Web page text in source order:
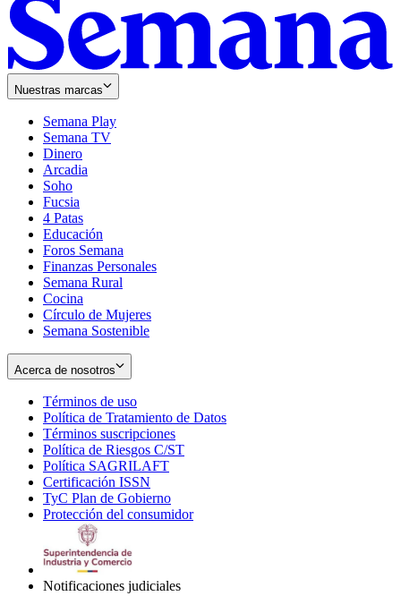
Nuestras marcas
Semana Play
Semana TV
Dinero
Arcadia
Soho
in
new
window
Fucsia
in
new
window
4 Patas
Educación
Foros Semana
Finanzas Personales
Semana Rural
Cocina
Círculo de Mujeres
Semana Sostenible
Acerca de nosotros
Términos de uso
in
new
window
Política de Tratamiento de Datos
Términos suscripciones
in
Política de Riesgos C/ST
Política SAGRILAFT
new
window
Certificación ISSN
in
new
TyC Plan de Gobierno
in
Protección del consumidorOpens
Notificaciones judiciales